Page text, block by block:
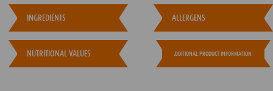
INGREDIENTS ALLERGENS
NUTRITIONAL VALUES ADDITIONAL PRODUCT INFORMATION